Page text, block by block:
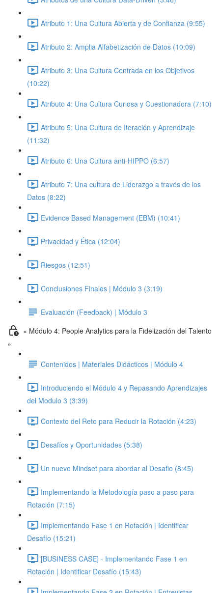
Atributo 1: Una Cultura Abierta y de Confianza (9:55)
Atributo 2: Amplia Alfabetización de Datos (10:09)
Atributo 3: Una Cultura Centrada en los Objetivos
(10:22)
Atributo 4: Una Cultura Curiosa y Cuestionadora (7:10)
Atributo 5: Una Cultura de Iteración y Aprendizaje
(11:32)
Atributo 6: Una Cultura anti-HIPPO (6:57)
Atributo 7: Una cultura de Liderazgo a través de los
Datos (8:22)
Evidence Based Management (EBM) (10:41)
Privacidad y Ética (12:04)
Riesgos (12:51)
Conclusiones Finales | Módulo 3 (3:19)
Evaluación (Feedback) | Módulo 3
« Módulo 4: People Analytics para la Fidelización del Talento
»
Contenidos | Materiales Didácticos | Módulo 4
Introduciendo el Módulo 4 y Repasando Aprendizajes
del Modulo 3 (3:39)
Contexto del Reto para Reducir la Rotación (4:23)
Desafíos y Oportunidades (5:38)
Un nuevo Mindset para abordar al Desafio (8:45)
Implementando la Metodología paso a paso para
Rotación (7:15)
Implementando Fase 1 en Rotación | Identificar
Desafío (15:21)
[BUSINESS CASE] - Implementando Fase 1 en
Rotación | Identificar Desafío (15:43)